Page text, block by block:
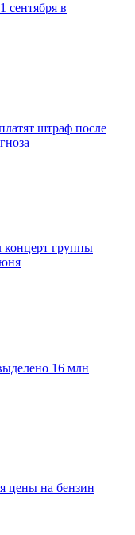
сентября в
штраф после
концерт группы
16 млн
цены на бензин